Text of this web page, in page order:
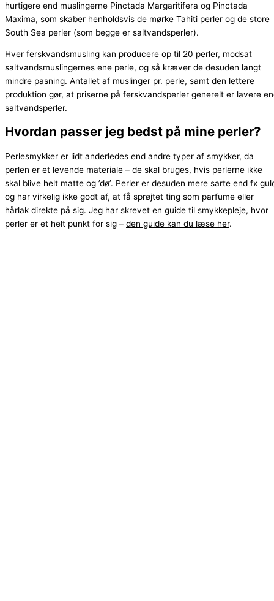
hurtigere end muslingerne Pinctada Margaritifera og Pinctada
Maxima, som skaber henholdsvis de mørke Tahiti perler og de store
South Sea perler (som begge er saltvandsperler).
Hver ferskvandsmusling kan producere op til 20 perler, modsat
saltvandsmuslingernes ene perle, og så kræver de desuden langt
mindre pasning. Antallet af muslinger pr. perle, samt den lettere
produktion gør, at priserne på ferskvandsperler generelt er lavere
saltvandsperler.
Hvordan passer jeg bedst på mine perler?
Perlesmykker er lidt anderledes end andre typer af smykker, da
perlen er et levende materiale – de skal bruges, hvis perlerne ikke
skal blive helt matte og ’dø’. Perler er desuden mere sarte end fx
og har virkelig ikke godt af, at få sprøjtet ting som parfume eller
hårlak direkte på sig. Jeg har skrevet en guide til smykkepleje, hvor
perler er et helt punkt for sig – den guide kan du læse her.